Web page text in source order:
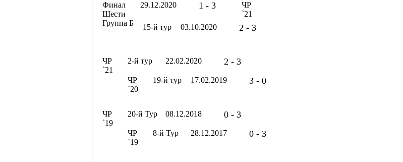
Финал
Шести
Группа Б
29.12.2020 1 - 3
ЧР
`21
15-й тур
03.10.2020 2 - 3
ЧР
`21
2-й тур 22.02.2020 2 - 3
ЧР
`20
19-й тур 17.02.2019 3 - 0
ЧР
`19
20-й Тур 08.12.2018 0 - 3
ЧР
`19
8-й Тур 28.12.2017 0 - 3